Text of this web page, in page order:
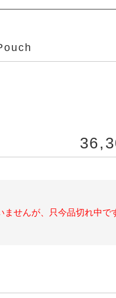
ませんが、只今品切れ中で